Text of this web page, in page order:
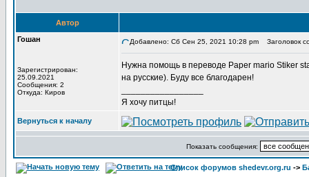
Автор
Гошан
Зарегистрирован:
25.09.2021
Сообщения: 2
Откуда: Киров
Добавлено: Сб Сен 25, 2021 10:28 pm Заголовок
Нужна помощь в переводе Paper mario Stiker
на русские). Буду все благодарен!
Я хочу питцы!
Вернуться к началу
Показать сообщения:
Список форумов shedevr.org.ru ->